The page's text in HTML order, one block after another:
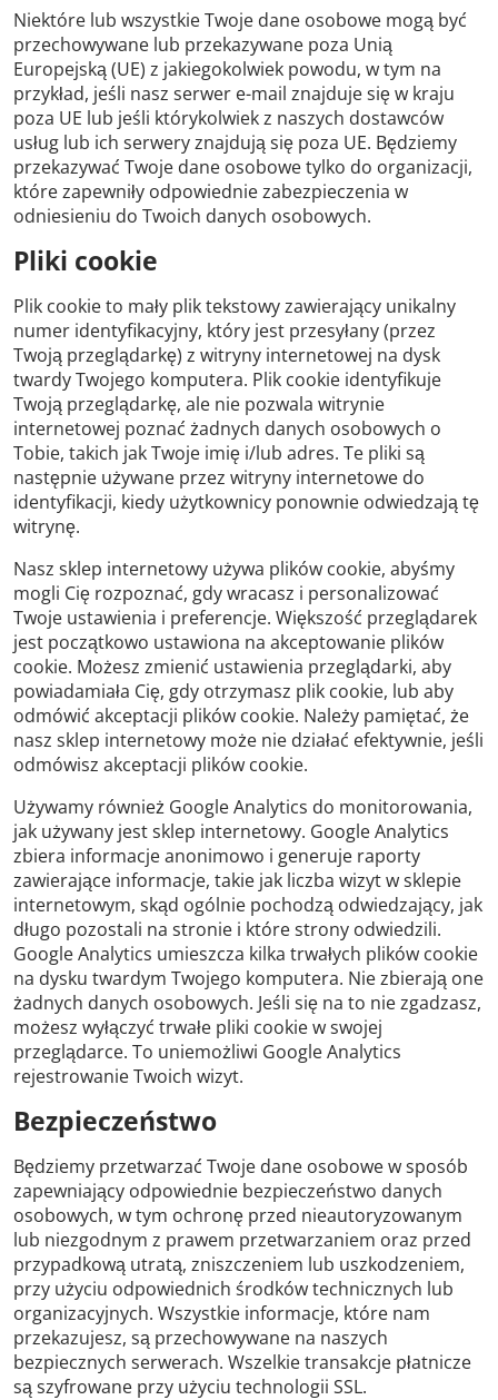
Niektóre lub wszystkie Twoje dane osobowe mogą być
przechowywane lub przekazywane poza Unią
Europejską (UE) z jakiegokolwiek powodu, w tym na
przykład, jeśli nasz serwer e-mail znajduje się w kraju
poza UE lub jeśli którykolwiek z naszych dostawców
usług lub ich serwery znajdują się poza UE. Będziemy
przekazywać Twoje dane osobowe tylko do organizacji,
które zapewniły odpowiednie zabezpieczenia w
odniesieniu do Twoich danych osobowych.
Pliki cookie
Plik cookie to mały plik tekstowy zawierający unikalny
numer identyfikacyjny, który jest przesyłany (przez
Twoją przeglądarkę) z witryny internetowej na dysk
twardy Twojego komputera. Plik cookie identyfikuje
Twoją przeglądarkę, ale nie pozwala witrynie
internetowej poznać żadnych danych osobowych o
Tobie, takich jak Twoje imię i/lub adres. Te pliki są
następnie używane przez witryny internetowe do
identyfikacji, kiedy użytkownicy ponownie odwiedzają tę
witrynę.
Nasz sklep internetowy używa plików cookie, abyśmy
mogli Cię rozpoznać, gdy wracasz i personalizować
Twoje ustawienia i preferencje. Większość przeglądarek
jest początkowo ustawiona na akceptowanie plików
cookie. Możesz zmienić ustawienia przeglądarki, aby
powiadamiała Cię, gdy otrzymasz plik cookie, lub aby
odmówić akceptacji plików cookie. Należy pamiętać, że
nasz sklep internetowy może nie działać efektywnie, jeśli
odmówisz akceptacji plików cookie.
Używamy również Google Analytics do monitorowania,
jak używany jest sklep internetowy. Google Analytics
zbiera informacje anonimowo i generuje raporty
zawierające informacje, takie jak liczba wizyt w sklepie
internetowym, skąd ogólnie pochodzą odwiedzający, jak
długo pozostali na stronie i które strony odwiedzili.
Google Analytics umieszcza kilka trwałych plików cookie
na dysku twardym Twojego komputera. Nie zbierają one
żadnych danych osobowych. Jeśli się na to nie zgadzasz,
możesz wyłączyć trwałe pliki cookie w swojej
przeglądarce. To uniemożliwi Google Analytics
rejestrowanie Twoich wizyt.
Bezpieczeństwo
Będziemy przetwarzać Twoje dane osobowe w sposób
zapewniający odpowiednie bezpieczeństwo danych
osobowych, w tym ochronę przed nieautoryzowanym
lub niezgodnym z prawem przetwarzaniem oraz przed
przypadkową utratą, zniszczeniem lub uszkodzeniem,
przy użyciu odpowiednich środków technicznych lub
organizacyjnych. Wszystkie informacje, które nam
przekazujesz, są przechowywane na naszych
bezpiecznych serwerach. Wszelkie transakcje płatnicze
są szyfrowane przy użyciu technologii SSL.